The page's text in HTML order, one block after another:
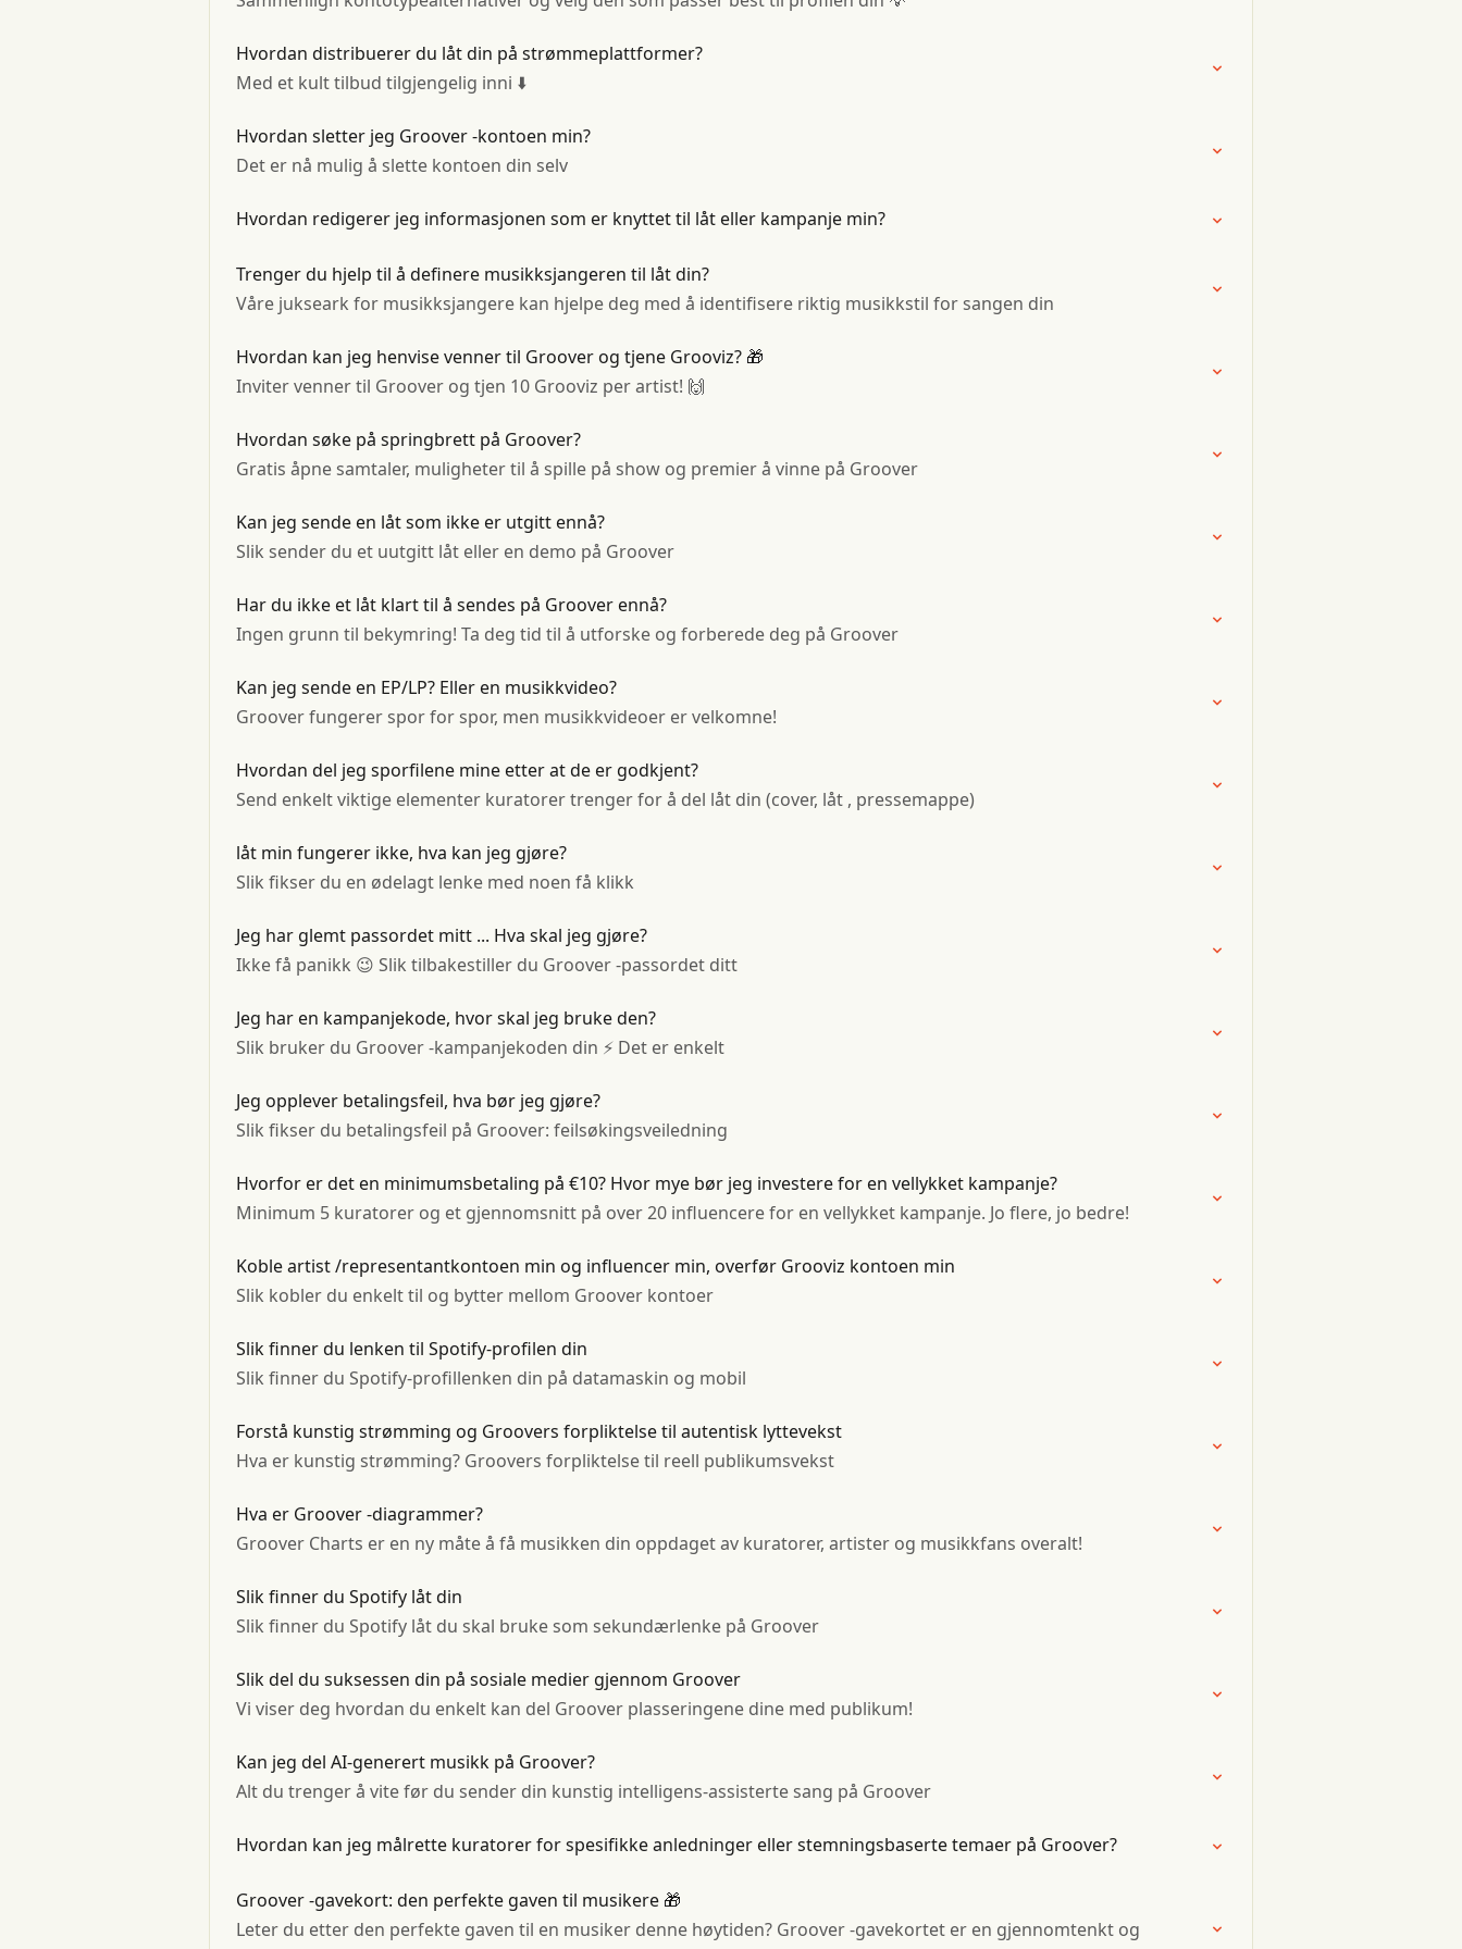
Hvordan distribuerer du låt din på strømmeplattformer?
Med et kult tilbud tilgjengelig inni ⬇️
Hvordan sletter jeg Groover -kontoen min?
Det er nå mulig å slette kontoen din selv
Hvordan redigerer jeg informasjonen som er knyttet til låt eller kampanje min?
Trenger du hjelp til å definere musikksjangeren til låt din?
Våre jukseark for musikksjangere kan hjelpe deg med å identifisere riktig musikkstil for sangen din
Hvordan kan jeg henvise venner til Groover og tjene Grooviz? 🎁
Inviter venner til Groover og tjen 10 Grooviz per artist! 🙌
Hvordan søke på springbrett på Groover?
Gratis åpne samtaler, muligheter til å spille på show og premier å vinne på Groover
Kan jeg sende en låt som ikke er utgitt ennå?
Slik sender du et uutgitt låt eller en demo på Groover
Har du ikke et låt klart til å sendes på Groover ennå?
Ingen grunn til bekymring! Ta deg tid til å utforske og forberede deg på Groover
Kan jeg sende en EP/LP? Eller en musikkvideo?
Groover fungerer spor for spor, men musikkvideoer er velkomne!
Hvordan del jeg sporfilene mine etter at de er godkjent?
Send enkelt viktige elementer kuratorer trenger for å del låt din (cover, låt , pressemappe)
låt min fungerer ikke, hva kan jeg gjøre?
Slik fikser du en ødelagt lenke med noen få klikk
Jeg har glemt passordet mitt ... Hva skal jeg gjøre?
Ikke få panikk 😉 Slik tilbakestiller du Groover -passordet ditt
Jeg har en kampanjekode, hvor skal jeg bruke den?
Slik bruker du Groover -kampanjekoden din ⚡️ Det er enkelt
Jeg opplever betalingsfeil, hva bør jeg gjøre?
Slik fikser du betalingsfeil på Groover: feilsøkingsveiledning
Hvorfor er det en minimumsbetaling på €10? Hvor mye bør jeg investere for en vellykket kampanje?
Minimum 5 kuratorer og et gjennomsnitt på over 20 influencere for en vellykket kampanje. Jo flere, jo bedre!
Koble artist /representantkontoen min og influencer min, overfør Grooviz kontoen min
Slik kobler du enkelt til og bytter mellom Groover kontoer
Slik finner du lenken til Spotify-profilen din
Slik finner du Spotify-profillenken din på datamaskin og mobil
Forstå kunstig strømming og Groovers forpliktelse til autentisk lyttevekst
Hva er kunstig strømming? Groovers forpliktelse til reell publikumsvekst
Hva er Groover -diagrammer?
Groover Charts er en ny måte å få musikken din oppdaget av kuratorer, artister og musikkfans overalt!
Slik finner du Spotify låt din
Slik finner du Spotify låt du skal bruke som sekundærlenke på Groover
Slik del du suksessen din på sosiale medier gjennom Groover
Vi viser deg hvordan du enkelt kan del Groover plasseringene dine med publikum!
Kan jeg del AI-generert musikk på Groover?
Alt du trenger å vite før du sender din kunstig intelligens-assisterte sang på Groover
Hvordan kan jeg målrette kuratorer for spesifikke anledninger eller stemningsbaserte temaer på Groover?
Groover -gavekort: den perfekte gaven til musikere 🎁
Leter du etter den perfekte gaven til en musiker denne høytiden? Groover -gavekortet er en gjennomtenkt og